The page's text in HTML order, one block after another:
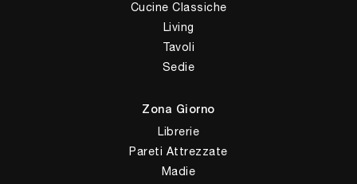
Cucine Classiche
Living
Tavoli
Sedie
Zona Giorno
Librerie
Pareti Attrezzate
Madie